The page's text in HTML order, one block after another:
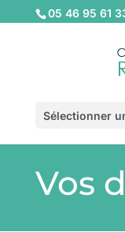
05 46 95 61
Sélectionner
Vos